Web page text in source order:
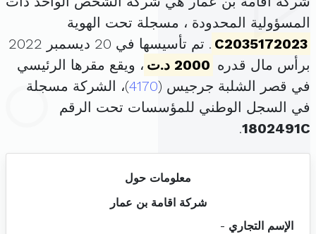
المسؤولية المحدودة ، مسجلة تحت الهوية
C2035172023
. تم تأسيسها في 20 ديسمبر 2022
برأس مال قدره 2000 د.ت
، ويقع مقرها الرئيسي
في قصر الشلبة جرجيس (4170)، الشركة مسجلة
في السجل الوطني للمؤسسات تحت الرقم
1802491C
.
معلومات حول
شركة اقامة بن عمار
الإسم التجاري -